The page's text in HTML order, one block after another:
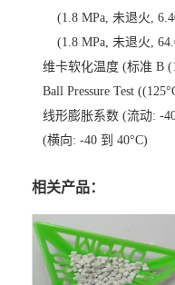
(1.8 MPa, 未退火,
(1.8 MPa, 未退火,
维卡软化温度 (标准 B
Ball Pressure Test
线形膨胀系数 (流动: -
(横向: -40 到 40°C)
相关产品：